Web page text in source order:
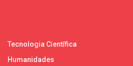
Tecnologia Científica
Humanidades